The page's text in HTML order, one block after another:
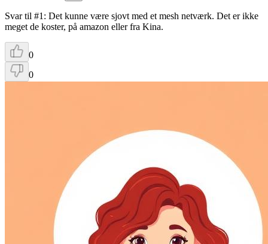
Svar til #1: Det kunne være sjovt med et mesh netværk. Det er ikke
meget de koster, på amazon eller fra Kina.
0
0